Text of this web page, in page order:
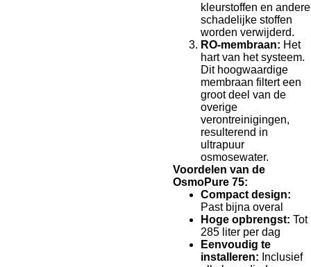
kleurstoffen en andere
schadelijke stoffen
worden verwijderd.
RO-membraan: Het
hart van het systeem.
Dit hoogwaardige
membraan filtert een
groot deel van de
overige
verontreinigingen,
resulterend in
ultrapuur
osmosewater.
Voordelen van de
OsmoPure 75:
Compact design:
Past bijna overal
Hoge opbrengst: Tot
285 liter per dag
Eenvoudig te
installeren: Inclusief